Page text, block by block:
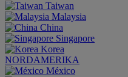
Taiwan
Malaysia
China
Singapore
Korea
NORDAMERIKA
México